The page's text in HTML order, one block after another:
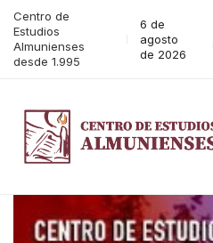
Centro de
Estudios
Almunienses
desde 1.995
6 de
agosto
de 2026